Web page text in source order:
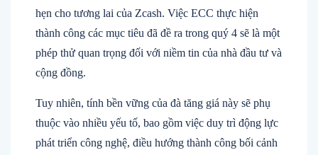
hẹn cho tương lai của Zcash. Việc ECC thực hiện
thành công các mục tiêu đã đề ra trong quý 4 sẽ là một
phép thử quan trọng đối với niềm tin của nhà đầu tư và
cộng đồng.
Tuy nhiên, tính bền vững của đà tăng giá này sẽ phụ
thuộc vào nhiều yếu tố, bao gồm việc duy trì động lực
phát triển công nghệ, điều hướng thành công bối cảnh